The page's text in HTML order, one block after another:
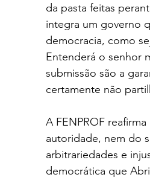
da pasta feitas
integra um governo
democracia, como
Entenderá o senhor
submissão são a
certamente não
A FENPROF
autoridade, nem do
arbitrariedades e
democrática que